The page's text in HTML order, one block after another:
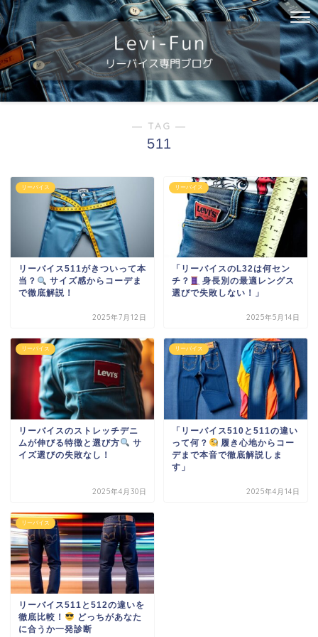
― TAG ―
511
リーバイス
リーバイス511がきついって本
当？
サイズ感からコーデま
で徹底解説！
2025年7月12日
リーバイス
「リーバイスのL32は何セン
チ？
身長別の最適レングス
選びで失敗しない！」
2025年5月14日
リーバイス
リーバイスのストレッチデニ
ムが伸びる特徴と選び方
サ
イズ選びの失敗なし！
2025年4月30日
リーバイス
「リーバイス510と511の違い
って何？
履き心地からコー
デまで本音で徹底解説しま
す」
2025年4月14日
リーバイス
リーバイス511と512の違いを
徹底比較！
どっちがあなた
に合うか一発診断